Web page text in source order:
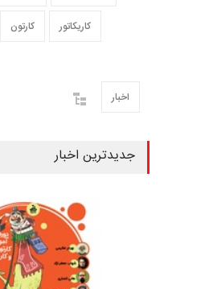
کارتون کاریکاتور
اخبار
جدیدترین اخبار